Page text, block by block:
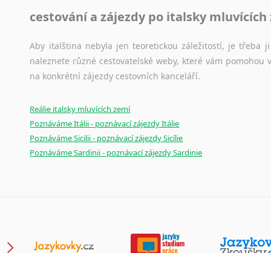
cestování a zájezdy po italsky mluvících
Aby italština nebyla jen teoretickou záležitostí, je třeba
naleznete různé cestovatelské weby, které vám
na konkrétní zájezdy cestovních kanceláří.
Reálie italsky mluvících zemí
Poznáváme Itálii - poznávací zájezdy Itálie
Poznáváme Sicilii - poznávací zájezdy Sicílie
Poznáváme Sardinii - poznávací zájezdy Sardinie